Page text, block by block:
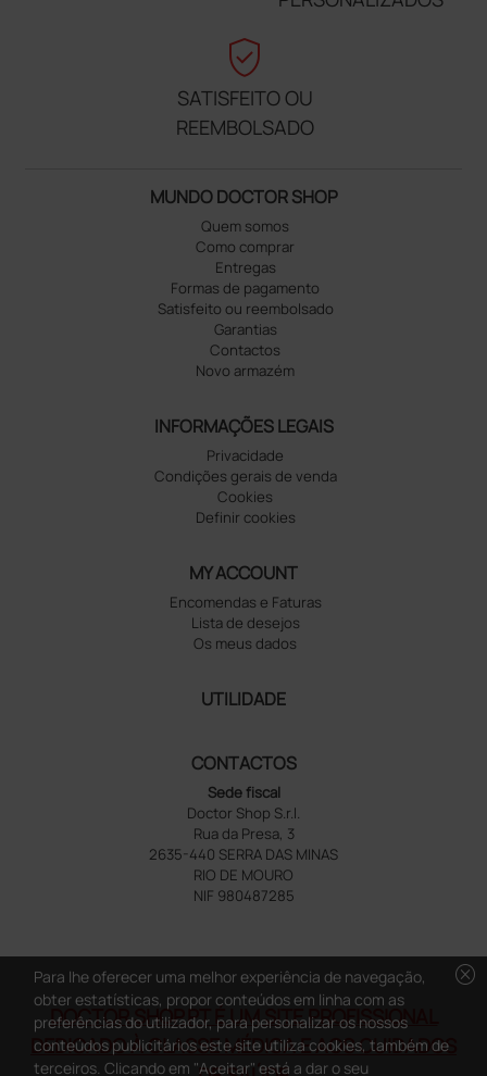
verified_user
SATISFEITO OU
REEMBOLSADO
MUNDO DOCTOR SHOP
Quem somos
Como comprar
Entregas
Formas de pagamento
Satisfeito ou reembolsado
Garantias
Contactos
Novo armazém
INFORMAÇÕES LEGAIS
Privacidade
Condições gerais de venda
Cookies
Definir cookies
MY ACCOUNT
Encomendas e Faturas
Lista de desejos
Os meus dados
UTILIDADE
CONTACTOS
Sede fiscal
Doctor Shop S.r.l.
Rua da Presa, 3
2635-440 SERRA DAS MINAS
RIO DE MOURO
NIF 980487285
DOCTOR SHOP.PT É UM SITE PROFISSIONAL
DEDICADO À CLASSE MÉDICA E AOS CUIDADOS
cancel
Para lhe oferecer uma melhor experiência de navegação,
obter estatísticas, propor conteúdos em linha com as
preferências do utilizador, para personalizar os nossos
conteúdos publicitários este site utiliza cookies, também de
terceiros. Clicando em "Aceitar" está a dar o seu